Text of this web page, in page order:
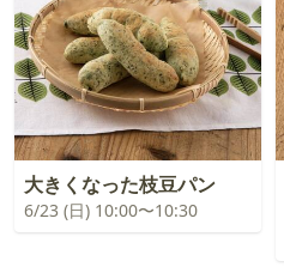
大きくなった枝豆パン
6/23 (日) 10:00〜10:30